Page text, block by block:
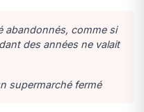
abandonnés, comme si
des années ne valait
supermarché fermé